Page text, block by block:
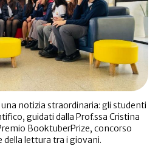
notizia straordinaria: gli studenti
guidati dalla Prof.ssa Cristina
BooktuberPrize, concorso
lettura tra i giovani.